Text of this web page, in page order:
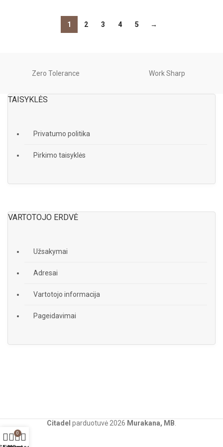
1 2 3 4 5 →
Zero Tolerance Work Sharp
TAISYKLĖS
Privatumo politika
Pirkimo taisyklės
VARTOTOJO ERDVĖ
Užsakymai
Adresai
Vartotojo informacija
Pageidavimai
Citadel parduotuvė 2026 Murakana, MB
0